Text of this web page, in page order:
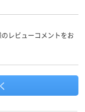
レビューコメントをお